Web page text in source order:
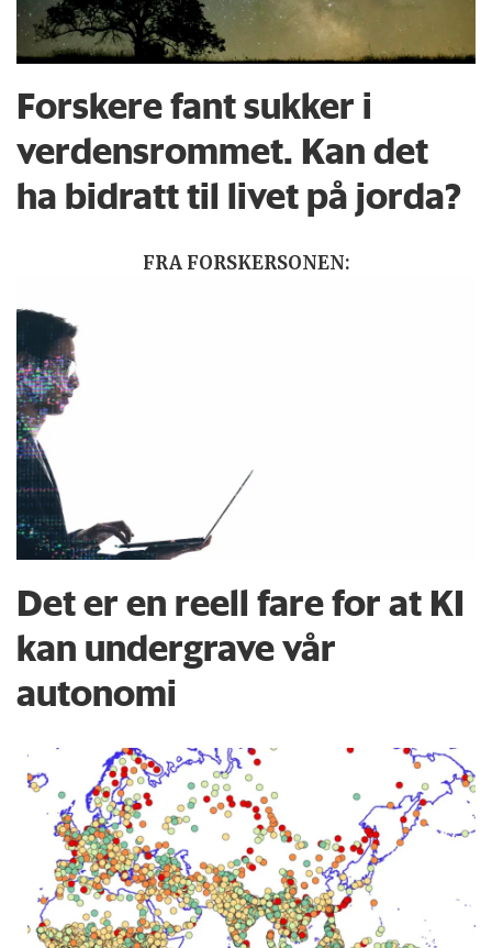
Forskere fant sukker i
verdensrommet. Kan det
ha bidratt til livet på jorda?
FRA FORSKERSONEN:
Det er en reell fare for at KI
kan undergrave vår
autonomi